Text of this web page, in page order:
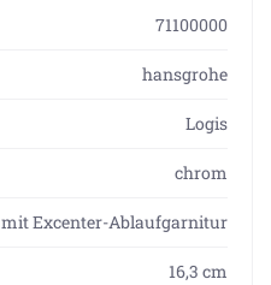
71100000
hansgrohe
Logis
chrom
mit Excenter-Ablaufgarnitur
16,3 cm